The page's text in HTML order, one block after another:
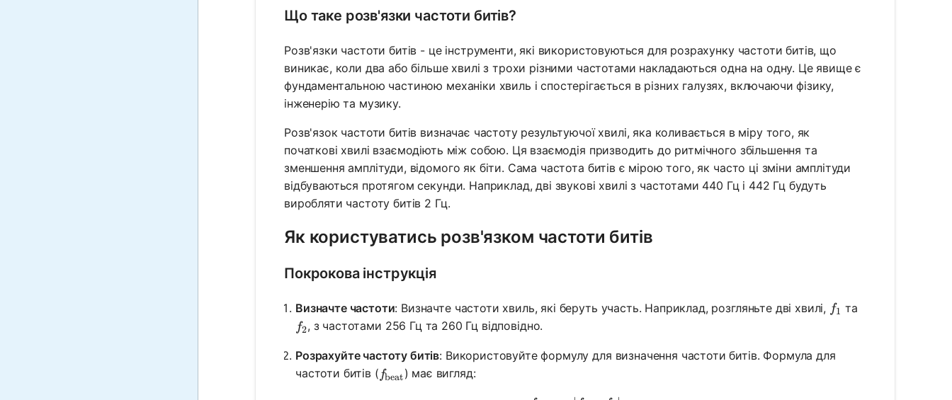
Що таке розв'язки частоти битів?
Розв'язки частоти битів - це інструменти, які використовуються для розрахунку частоти битів, що
виникає, коли два або більше хвилі з трохи різними частотами накладаються одна на одну. Це явище є
фундаментальною частиною механіки хвиль і спостерігається в різних галузях, включаючи фізику,
інженерію та музику.
Розв'язок частоти битів визначає частоту результуючої хвилі, яка коливається в міру того, як
початкові хвилі взаємодіють між собою. Ця взаємодія призводить до ритмічного збільшення та
зменшення амплітуди, відомого як біти. Сама частота битів є мірою того, як часто ці зміни амплітуди
відбуваються протягом секунди. Наприклад, дві звукові хвилі з частотами 440 Гц і 442 Гц будуть
виробляти частоту битів 2 Гц.
Як користуватись розв'язком частоти битів
Покрокова інструкція
Визначте частоти: Визначте частоти хвиль, які беруть участь. Наприклад, розгляньте дві хвилі, f_1
f1 та
f_2
f2, з частотами 256 Гц та 260 Гц відповідно.
Розрахуйте частоту битів: Використовуйте формулу для визначення частоти битів. Формула для
частоти битів ( f_{\text{beat}}
fbeat) має вигляд: